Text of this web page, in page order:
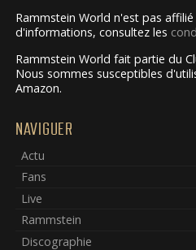
Rammstein World n'est pas
d'informations, consultez les
Rammstein World fait partie du
Nous sommes susceptibles
Amazon.
NAVIGUER
Actu
Fans
Live
Rammstein
Discographie